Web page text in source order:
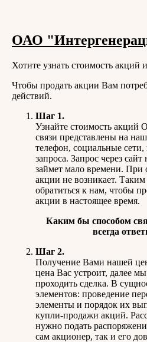
ОАО
Хотите узнать стоимость акций
Чтобы продать акции Вам
действий.
Шаг 1.
Узнайте стоимость
связи представлены на
телефон, социальные
запроса. Запрос через
займет мало времени. При
акции не возникает.
обратиться к нам, чтобы
акции в настоящее время.
Каким бы способом
всегда
Шаг 2.
Получение Вами нашей
цена Вас устроит, далее
проходить сделка. В
элементов: проведение
элементы и порядок их
купли-продажи акций.
нужно подать
сам акционер, так и его